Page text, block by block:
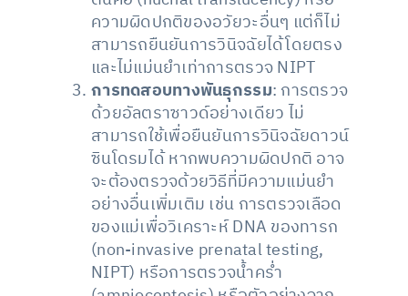
ความผิดปกติของอวัยวะอื่นๆ แต่ก็ไม่
สามารถยืนยันการวินิจฉัยได้โดยตรง
และไม่แม่นยำเท่าการตรวจ NIPT
การทดสอบทางพันธุกรรม: การตรวจ
ด้วยอัลตราซาวด์อย่างเดียว ไม่
สามารถใช้เพื่อยืนยันการวินิจฉัยดาวน์
ซินโดรมได้ หากพบความผิดปกติ อาจ
จะต้องตรวจด้วยวิธีที่มีความแม่นยำ
อย่างอื่นเพิ่มเติม เช่น การตรวจเลือด
ของแม่เพื่อวิเคราะห์ DNA ของทารก
(non-invasive prenatal testing,
NIPT) หรือการตรวจน้ำคร่ำ